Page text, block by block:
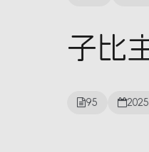
子比
95